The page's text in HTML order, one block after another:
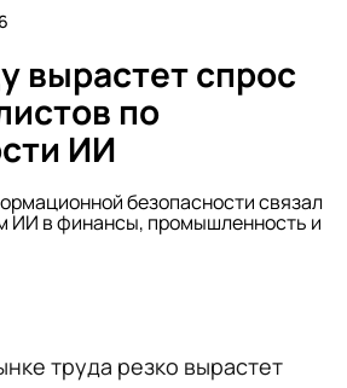
вырастет спрос
по
ИИ
безопасности связал
ИИ в финансы, промышленность и
труда резко вырастет